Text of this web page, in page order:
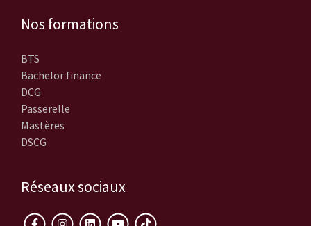
Nos formations
BTS
Bachelor finance
DCG
Passerelle
Mastères
DSCG
Réseaux sociaux